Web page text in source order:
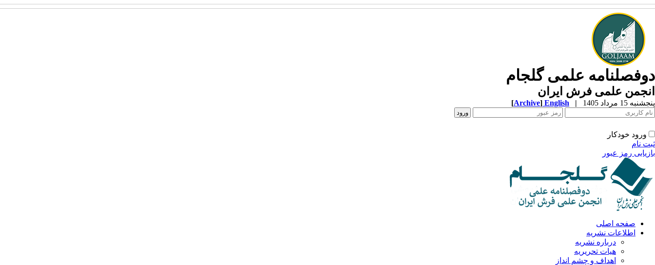
دوفصلنامه علمی گلجام
انجمن علمی فرش ایران
پنجشنبه 15 مرداد 1405 |
English
[Archive]
ورود خودکار
ثبت نام
بازیابی رمز عبور
صفحه اصلی
اطلاعات نشریه
درباره نشریه
هیات تحریریه
اهداف و چشم انداز